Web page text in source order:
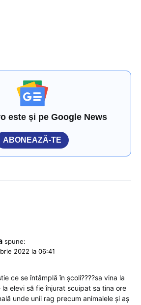
este și pe Google News
ABONEAZĂ-TE
spune:
2022 la 06:41
ce se întâmplă în școli????sa vina la
elevi să fie înjurat scuipat sa tina ore
unde unii rag precum animalele și aș